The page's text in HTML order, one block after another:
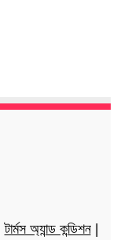
টার্মস অ্যান্ড কন্ডিশন|